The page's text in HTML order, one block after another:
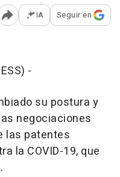
Abrir opciones para
IA Seguir en
-
su postura y
negociaciones
las patentes
la COVID-19, que